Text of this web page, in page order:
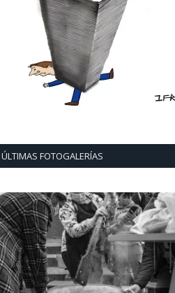
ÚLTIMAS FOTOGALERÍAS